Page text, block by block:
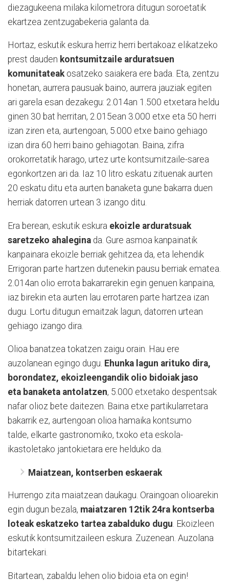
diezagukeena milaka kilometrora ditugun soroetatik
ekartzea zentzugabekeria galanta da.
Hortaz, eskutik eskura herriz herri bertakoaz elikatzeko
prest dauden kontsumitzaile arduratsuen
komunitateakosatzeko saiakera ere bada. Eta, zentzu
honetan, aurrera pausuak baino, aurrera jauziak egiten
ari garela esan dezakegu: 2.014an 1.500 etxetara heldu
ginen 30 bat herritan, 2.015ean 3.000 etxe eta 50 herri
izan ziren eta, aurtengoan, 5.000 etxe baino gehiago
izan dira 60 herri baino gehiagotan. Baina, zifra
orokorretatik harago, urtez urte kontsumitzaile-sarea
egonkortzen ari da. Iaz 10 litro eskatu zituenak aurten
20 eskatu ditu eta aurten banaketa gune bakarra duen
herriak datorren urtean 3 izango ditu.
Era berean, eskutik eskura ekoizle arduratsuak
saretzeko ahalegina da. Gure asmoa kanpainatik
kanpainara ekoizle berriak gehitzea da, eta lehendik
Errigoran parte hartzen dutenekin pausu berriak ematea.
2.014an olio errota bakarrarekin egin genuen kanpaina,
iaz birekin eta aurten lau errotaren parte hartzea izan
dugu. Lortu ditugun emaitzak lagun, datorren urtean
gehiago izango dira.
Olioa banatzea tokatzen zaigu orain. Hau ere
auzolanean egingo dugu. Ehunka lagun arituko dira,
borondatez, ekoizleengandik olio bidoiak jaso
eta banaketa antolatzen, 5.000 etxetako despentsak
nafar olioz bete daitezen. Baina etxe partikularretara
bakarrik ez, aurtengoan olioa hamaika kontsumo
talde, elkarte gastronomiko, txoko eta eskola-
ikastoletako jantokietara ere helduko da.
Maiatzean, kontserben eskaerak
Hurrengo zita maiatzean daukagu. Oraingoan olioarekin
egin dugun bezala, maiatzaren 12tik 24ra kontserba
loteak eskatzeko tartea zabalduko dugu . Ekoizleen
eskutik kontsumitzaileen eskura. Zuzenean. Auzolana
bitartekari.
Bitartean, zabaldu lehen olio bidoia eta on egin!